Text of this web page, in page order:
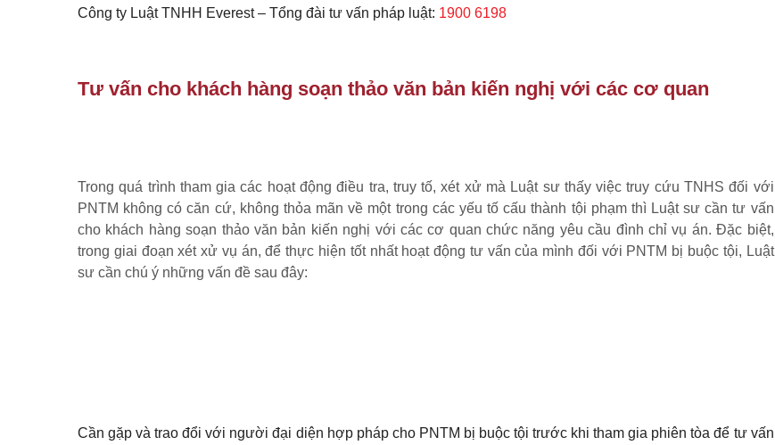
Công ty Luật TNHH Everest – Tổng đài tư vấn pháp luật: 1900 6198
Tư vấn cho khách hàng soạn thảo văn bản kiến nghị với các cơ quan
Trong quá trình tham gia các hoạt động điều tra, truy tố, xét xử mà Luật sư thấy việc truy cứu TNHS đối với
PNTM không có căn cứ, không thỏa mãn về một trong các yếu tố cấu thành tội phạm thì Luật sư cần tư vấn
cho khách hàng soạn thảo văn bản kiến nghị với các cơ quan chức năng yêu cầu đình chỉ vụ án. Đặc biệt,
trong giai đoạn xét xử vụ án, để thực hiện tốt nhất hoạt động tư vấn của mình đối với PNTM bị buộc tội, Luật
sư cần chú ý những vấn đề sau đây:
Cần gặp và trao đổi với người đại diện hợp pháp cho PNTM bị buộc tội trước khi tham gia phiên tòa để tư vấn